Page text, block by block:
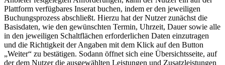
Plattform verfügbares Inserat buchen, indem er den jeweiligen
Buchungsprozess abschließt. Hierzu hat der Nutzer zunächst die
Basisdaten, wie den gewünschten Termin, Uhrzeit, Dauer sowie alle
in den jeweiligen Schaltflächen erforderlichen Daten einzutragen
und die Richtigkeit der Angaben mit dem Klick auf den Button
„Weiter“ zu bestätigen. Sodann öffnet sich eine Übersichtsseite, auf
der dem Nutzer die ausgewählten Leistungen und Zusatzleistungen